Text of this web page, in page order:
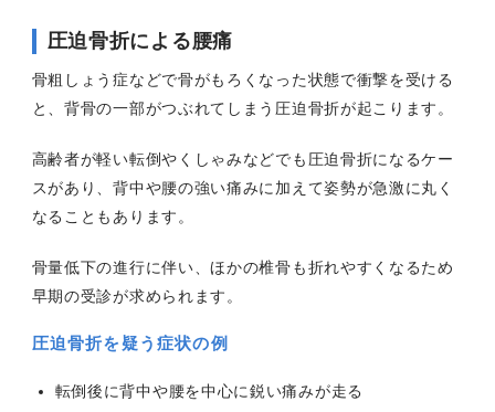
圧迫骨折による腰痛
骨粗しょう症などで骨がもろくなった状態で衝撃を受ける
と、背骨の一部がつぶれてしまう圧迫骨折が起こります。
高齢者が軽い転倒やくしゃみなどでも圧迫骨折になるケー
スがあり、背中や腰の強い痛みに加えて姿勢が急激に丸く
なることもあります。
骨量低下の進行に伴い、ほかの椎骨も折れやすくなるため
早期の受診が求められます。
圧迫骨折を疑う症状の例
転倒後に背中や腰を中心に鋭い痛みが走る